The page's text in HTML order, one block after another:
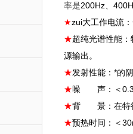
率是200Hz 、
★zui大工作电流
★超纯光谱性能
源输出。
★发射性能：*的
★噪 声：＜
★背 景：在特征
★预热时间：＜